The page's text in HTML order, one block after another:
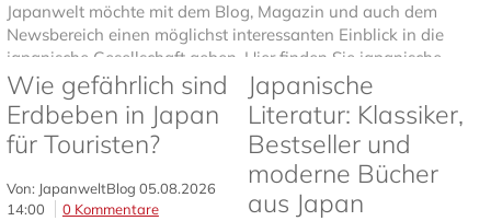
Japanwelt möchte mit dem Blog, Magazin und auch dem
Newsbereich einen möglichst interessanten Einblick in die
japanische Gesellschaft geben. Hier finden Sie japanische...
Wie gefährlich sind
Erdbeben in Japan
für Touristen?
Von: JapanweltBlog 05.08.2026
14:00
0 Kommentare
Japanische
Literatur: Klassiker,
Bestseller und
moderne Bücher
aus Japan